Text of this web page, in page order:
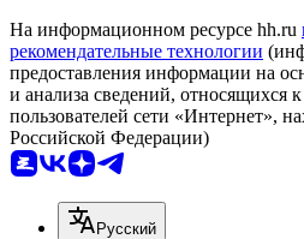
На информационном ресурсе hh.ru
рекомендательные технологии
предоставления информации на
и анализа сведений, относящихся
пользователей сети «Интернет»,
Российской Федерации)
Русский